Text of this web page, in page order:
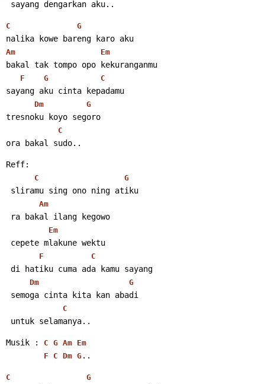
sayang dengarkan aku..
C G
nalika kowe bareng karo aku
Am Em
bakal tak tompo opo kekuranganmu
F G C
sayang aku cinta kepadamu
Dm G
tresnoku koyo segoro
C
ora bakal sudo..
Reff:
C G
sliramu sing ono ning atiku
Am
ra bakal ilang kegowo
Em
cepete mlakune wektu
F C
di hatiku cuma ada kamu sayang
Dm G
semoga cinta kita kan abadi
C
untuk selamanya..
Musik : C G Am Em
F
C Dm G ..
C G